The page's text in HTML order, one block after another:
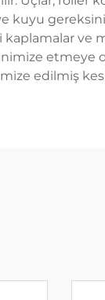
kuyu
ve
etmeye
edilmiş